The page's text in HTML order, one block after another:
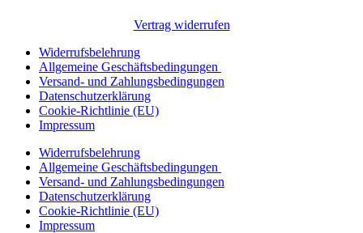
Vertrag widerrufen
Widerrufsbelehrung
Allgemeine Geschäftsbedingungen
Versand- und Zahlungsbedingungen
Datenschutzerklärung
Cookie-Richtlinie (EU)
Impressum
Widerrufsbelehrung
Allgemeine Geschäftsbedingungen
Versand- und Zahlungsbedingungen
Datenschutzerklärung
Cookie-Richtlinie (EU)
Impressum